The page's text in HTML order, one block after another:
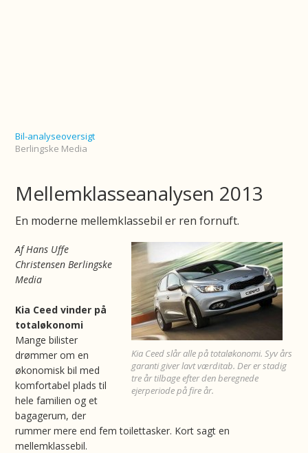
Bil-analyseoversigt
Berlingske Media
Mellemklasseanalysen 2013
En moderne mellemklassebil er ren fornuft.
Kia Ceed slår alle på totaløkonomi. Syv års
garanti giver lavt værditab. Der er stadig
tre år tilbage efter den beregnede
ejerperiode på fire år.
Af Hans Uffe
Christensen Berlingske
Media
Kia Ceed vinder på
totaløkonomi
Mange bilister
drømmer om en
økonomisk bil med
komfortabel plads til
hele familien og et
bagagerum, der
rummer mere end fem toilettasker. Kort sagt en
mellemklassebil.